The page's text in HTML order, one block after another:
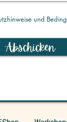
und
Abschicken